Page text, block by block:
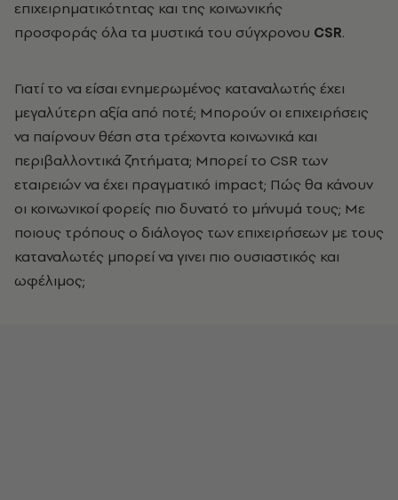
επιχειρηματικότητας και της κοινωνικής
προσφοράς όλα τα μυστικά του σύγχρονου CSR.
Γιατί το να είσαι ενημερωμένος καταναλωτής έχει
μεγαλύτερη αξία από ποτέ; Μπορούν οι επιχειρήσεις
να παίρνουν θέση στα τρέχοντα κοινωνικά και
περιβαλλοντικά ζητήματα; Μπορεί το CSR των
εταιρειών να έχει πραγματικό impact; Πώς θα κάνουν
οι κοινωνικοί φορείς πιο δυνατό το μήνυμά τους; Με
ποιους τρόπους ο διάλογος των επιχειρήσεων με τους
καταναλωτές μπορεί να γινει πιο ουσιαστικός και
ωφέλιμος;